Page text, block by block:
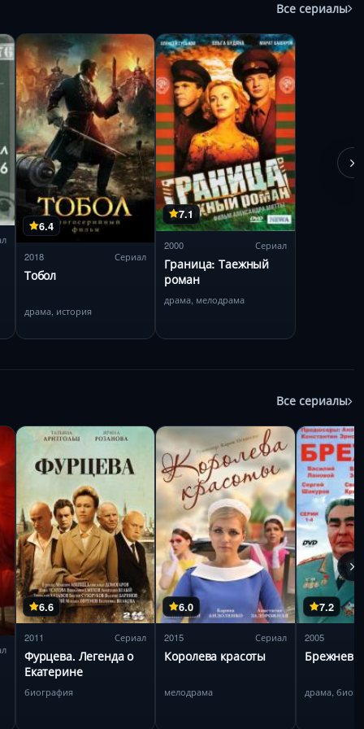
Все сериалы
6.4
2018 Сериал
Тобол
драма, история
7.1
2000 Сериал
Граница: Таежный
роман
драма, мелодрама
Все сериалы
6.6
2011 Сериал
Фурцева. Легенда о
Екатерине
биография
6.0
2015 Сериал
Королева красоты
мелодрама
7.2
2005
Брежнев
драма,